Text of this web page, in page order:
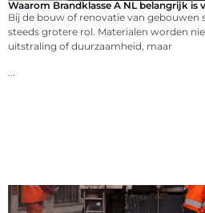
Waarom Brandklasse A NL belangrijk is
Bij de bouw of renovatie van gebouwen
steeds grotere rol. Materialen worden
uitstraling of duurzaamheid, maar